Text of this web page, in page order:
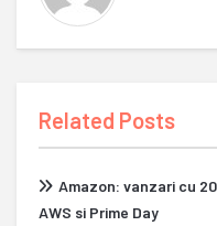
Related Posts
Amazon: vanzari cu
AWS si Prime Day